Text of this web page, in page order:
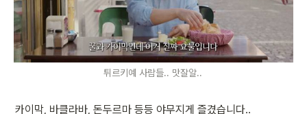
튀르키예 사람들.. 맛잘알..
카이막, 바클라바, 돈두르마 등등 야무지게 즐겼습니다..